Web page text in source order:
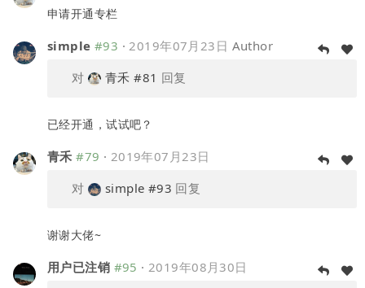
申请开通专栏
simple #93 · 2019年07月23日 Author
对
青禾 #81 回复
已经开通，试试吧？
青禾 #79 · 2019年07月23日
对
simple #93 回复
谢谢大佬~
用户已注销 #95 · 2019年08月30日